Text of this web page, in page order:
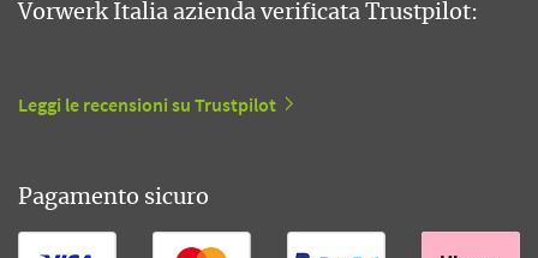
Vorwerk Italia azienda verificata Trustpilot:
Leggi le recensioni su Trustpilot
Pagamento sicuro